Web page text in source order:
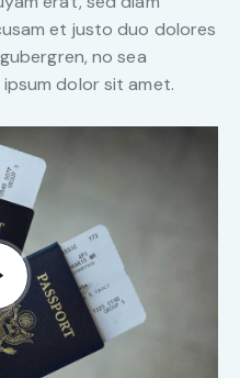
et justo duo dolores
no sea
dolor sit amet.